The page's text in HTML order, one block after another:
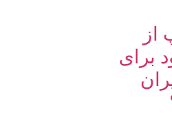
از
برای